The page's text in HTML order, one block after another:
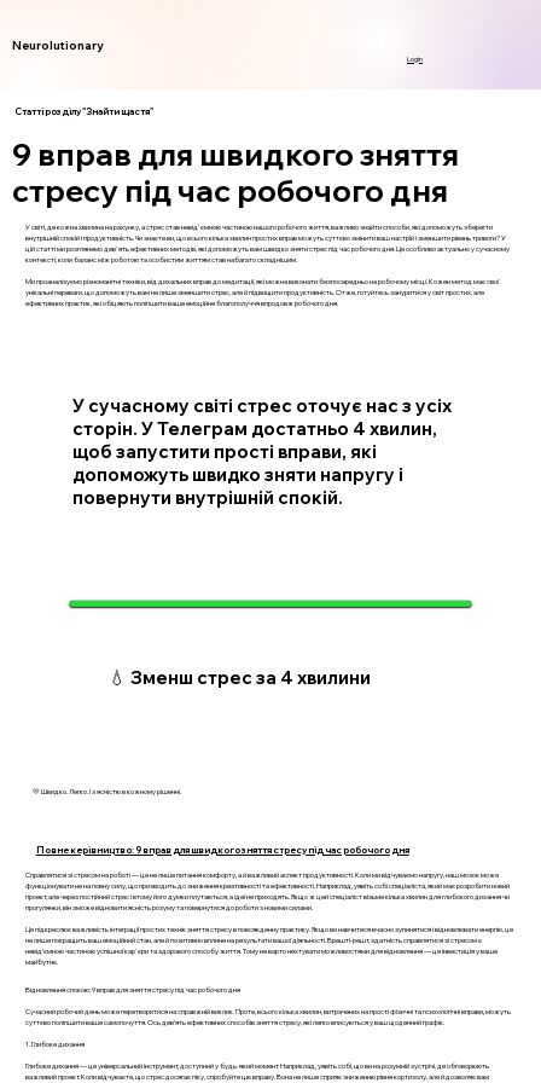
Neurolutionary
Login
Статті розділу "Знайти щастя"
9 вправ для швидкого зняття
стресу під час робочого дня
У світі, де кожна хвилина на рахунку, а стрес став невід'ємною частиною нашого робочого життя, важливо знайти способи, які допоможуть зберегти
внутрішній спокій і продуктивність. Чи знаєте ви, що всього кілька хвилин простих вправ можуть суттєво змінити ваш настрій і зменшити рівень тривоги? У
цій статті ми розглянемо дев'ять ефективних методів, які допоможуть вам швидко зняти стрес під час робочого дня. Це особливо актуально у сучасному
контексті, коли баланс між роботою та особистим життям став набагато складнішим.
Ми проаналізуємо різноманітні техніки, від дихальних вправ до медитації, які можна виконати безпосередньо на робочому місці. Кожен метод має свої
унікальні переваги, що допоможуть вам не лише зменшити стрес, але й підвищити продуктивність. Отже, готуйтесь зануритися у світ простих, але
ефективних практик, які обіцяють поліпшити ваше емоційне благополуччя впродовж робочого дня.
У сучасному світі стрес оточує нас з усіх
сторін. У Телеграм достатньо 4 хвилин,
щоб запустити прості вправи, які
допоможуть швидко зняти напругу і
повернути внутрішній спокій.
💧 Зменш стрес за 4 хвилини
💛 Швидко. Легко. І з ясністю в кожному рішенні.
Повне керівництво: 9 вправ для швидкого зняття стресу під час робочого дня
Справлятися зі стресом на роботі — це не лише питання комфорту, а й важливий аспект продуктивності. Коли ми відчуваємо напругу, наш мозок може
функціонувати не на повну силу, що призводить до зниження креативності та ефективності. Наприклад, уявіть собі спеціаліста, який має розробити новий
проект, але через постійний стрес і втому його думки плутаються, а ідеї не приходять. Якщо ж цей спеціаліст візьме кілька хвилин для глибокого дихання чи
прогулянки, він зможе відновити ясність розуму та повернутися до роботи з новими силами.
Це підкреслює важливість інтеграції простих технік зняття стресу в повсякденну практику. Якщо ви навчитеся вчасно зупинятися і відновлювати енергію, це
не лише покращить ваш емоційний стан, але й позитивно вплине на результати вашої діяльності. Врешті-решт, здатність справлятися зі стресом є
невід’ємною частиною успішної кар'єри та здорового способу життя. Тому не варто нехтувати можливостями для відновлення — це інвестиція у ваше
майбутнє.
Відновлення спокою: 9 вправ для зняття стресу під час робочого дня
Сучасний робочий день може перетворитися на справжній виклик. Проте, всього кілька хвилин, витрачених на прості фізичні та психологічні вправи, можуть
суттєво поліпшити ваше самопочуття. Ось дев’ять ефективних способів зняття стресу, які легко вписуються у ваш щоденний графік.
1. Глибоке дихання
Глибоке дихання — це універсальний інструмент, доступний у будь-який момент. Наприклад, уявіть собі, що ви на розумній зустрічі, де обговорюють
важливий проект. Коли відчуваєте, що стрес досягає піку, спробуйте цю вправу. Вона не лише сприяє зниженню рівня кортизолу, але й дозволяє вам